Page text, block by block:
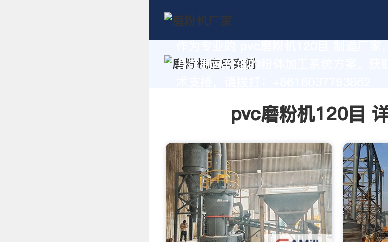
身定制高价值的粉体加工系统方案。获
pvc磨粉机120目